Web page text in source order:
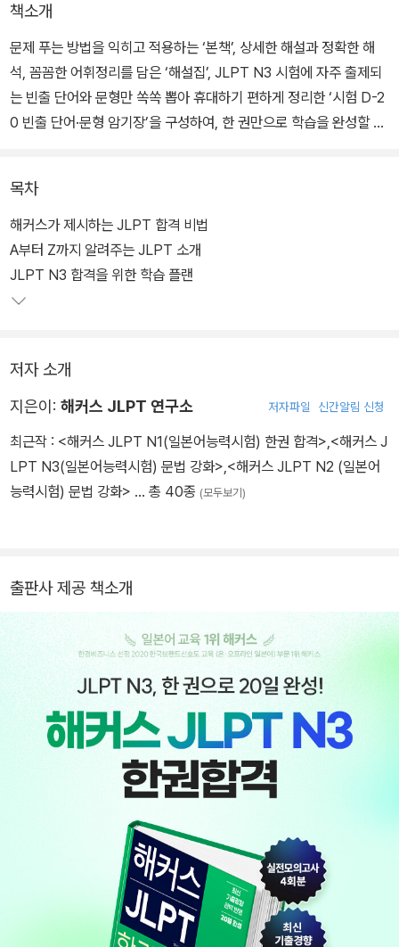
책소개
문제 푸는 방법을 익히고 적용하는 ‘본책’, 상세한 해설과 정확한 해
석, 꼼꼼한 어휘정리를 담은 ‘해설집’, JLPT N3 시험에 자주 출제되
는 빈출 단어와 문형만 쏙쏙 뽑아 휴대하기 편하게 정리한 ‘시험 D-2
0 빈출 단어·문형 암기장’을 구성하여, 한 권만으로 학습을 완성할 수
목차
해커스가 제시하는 JLPT 합격 비법
A부터 Z까지 알려주는 JLPT 소개
JLPT N3 합격을 위한 학습 플랜
저자 소개
지은이: 해커스 JLPT 연구소 저자파일 신간알림 신청
최근작 : <해커스 JLPT N1(일본어능력시험) 한권 합격>,<해커스 J
LPT N3(일본어능력시험) 문법 강화>,<해커스 JLPT N2 (일본어
능력시험) 문법 강화> … 총 40종 (모두보기)
출판사 제공 책소개